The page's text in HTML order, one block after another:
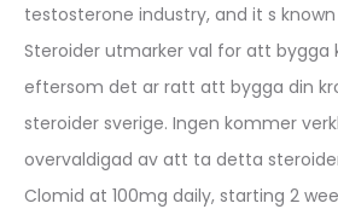
testosterone industry, and it s
Steroider utmarker val for att bygga
eftersom det ar ratt att bygga din
steroider sverige. Ingen kommer
overvaldigad av att ta detta
Clomid at 100mg daily, starting 2